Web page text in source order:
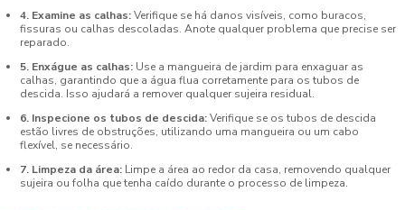
4. Examine as calhas:Verifique se há danos visíveis, como buracos,
fissuras ou calhas descoladas. Anote qualquer problema que precise ser
reparado.
5. Enxágue as calhas: Use a mangueira de jardim para enxaguar as
calhas, garantindo que a água flua corretamente para os tubos de
descida. Isso ajudará a remover qualquer sujeira residual.
6. Inspecione os tubos de descida:Verifique se os tubos de descida
estão livres de obstruções, utilizando uma mangueira ou um cabo
flexível, se necessário.
7. Limpeza da área: Limpe a área ao redor da casa, removendo qualquer
sujeira ou folha que tenha caído durante o processo de limpeza.